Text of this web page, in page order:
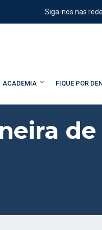
Siga-nos nas
ACADEMIA FIQUE POR